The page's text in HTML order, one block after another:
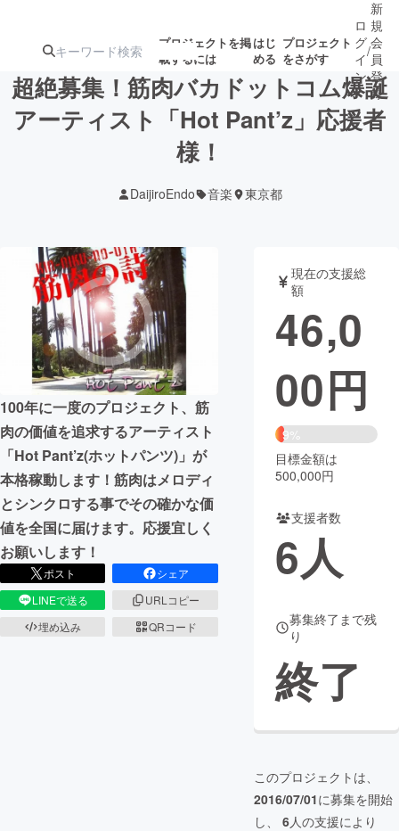
プロジェクトを掲
載するには
はじ
める
プロジェクト
をさがす
注目の新着プロ
テクノロジー・ガジェット
映像・映画 書籍・雑誌
ビジネス・起業 チャレンジ
まちづくり・地域活性化
CAMPFIRE for Social Good
CAMPFIRE Creation
CAMPFIREふるさと納税machi-ya コミュニティ
ロ
グ
イ
ン
/
新
規
会
員
登
録
超絶募集！筋肉バカドットコム爆誕
アーティスト「Hot Pant’z」応援者
様！
DaijiroEndo 音楽 東京都
100年に一度のプロジェクト、筋
肉の価値を追求するアーティスト
「Hot Pant’z(ホットパンツ)」が
本格稼動します！筋肉はメロディ
とシンクロする事でその確かな価
値を全国に届けます。応援宜しく
お願いします！
ポスト
シェア
LINEで送る
URLコピー
埋め込み
QRコード
現在の支援総
額
46,0
00円
9%
目標金額は
500,000円
支援者数
6人
募集終了まで残
り
終了
このプロジェクトは、
2016/07/01に募集を開始
し、 6人の支援により